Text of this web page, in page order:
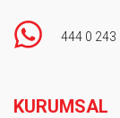
444 0 243
KURUMSAL